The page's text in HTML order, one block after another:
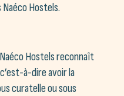
Hostels.
Hostels reconnaît
à-dire avoir la
curatelle ou sous